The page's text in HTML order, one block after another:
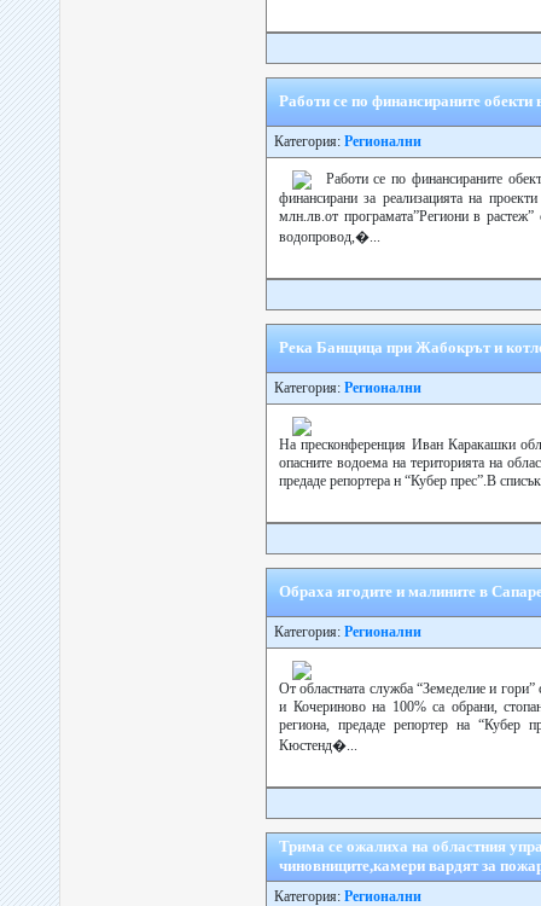
Работи се по финансираните
Категория: Регионални
Работи се по финансираните
финансирани за реализацията на
млн.лв.от програмата”Региони в
водопровод,�...
Река Банщица при Жабокрът и
Категория: Регионални
На пресконференция Иван Каракашки
опасните водоема на територията на
предаде репортера н “Кубер прес”.В
Обраха ягодите и малините в
Категория: Регионални
От областната служба “Земеделие и
и Кочериново на 100% са обрани,
региона, предаде репортер на “Кубер
Кюстенд�...
Трима се ожалиха на областния
чиновниците,камери вардят за
Категория: Регионални